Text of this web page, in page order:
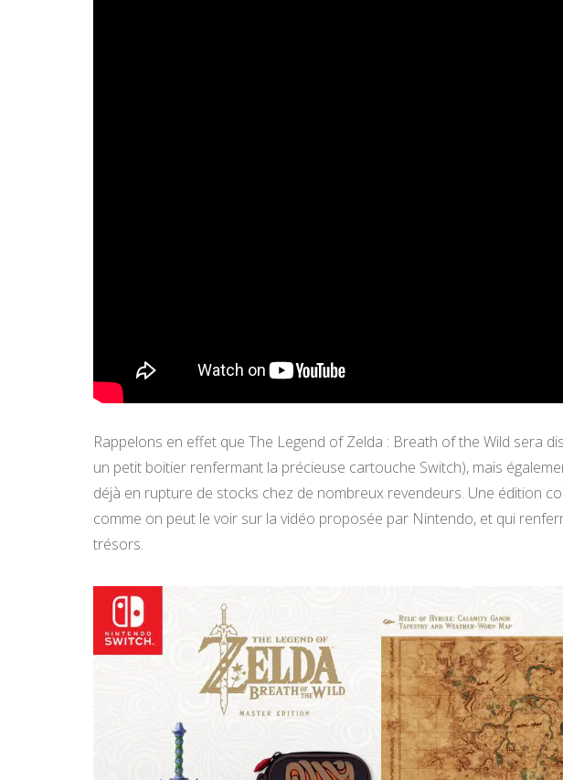
Rappelons en effet que The Legend of Zelda : Breath of the Wild sera
un petit boitier renfermant la précieuse cartouche Switch), mais
déjà en rupture de stocks chez de nombreux revendeurs. Une édition
comme on peut le voir sur la vidéo proposée par Nintendo, et qui
trésors.